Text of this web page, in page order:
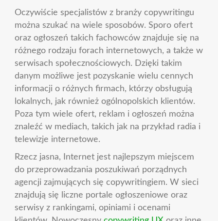
Oczywiście specjalistów z branży copywritingu
można szukać na wiele sposobów. Sporo ofert
oraz ogłoszeń takich fachowców znajduje się na
różnego rodzaju forach internetowych, a także w
serwisach społecznościowych. Dzięki takim
danym możliwe jest pozyskanie wielu cennych
informacji o różnych firmach, którzy obsługują
lokalnych, jak również ogólnopolskich klientów.
Poza tym wiele ofert, reklam i ogłoszeń można
znaleźć w mediach, takich jak na przykład radia i
telewizje internetowe.
Rzecz jasna, Internet jest najlepszym miejscem
do przeprowadzania poszukiwań porządnych
agencji zajmujących się copywritingiem. W sieci
znajdują się liczne portale ogłoszeniowe oraz
serwisy z rankingami, opiniami i ocenami